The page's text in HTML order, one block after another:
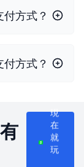
方式？
方式？
現
在
就
玩